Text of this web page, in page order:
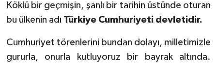
Köklü bir geçmişin, şanlı bir tarihin üstünde oturan
bu ülkenin adı Türkiye Cumhuriyeti devletidir.
Cumhuriyet törenlerini bundan dolayı, milletimizle
gururla, onurla kutluyoruz bir bayrak altında.